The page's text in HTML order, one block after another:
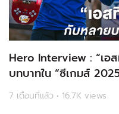
Hero Interview : “เอ
บทบาทใน “ซีเกมส์
7 เดือนที่แล้ว • 16.7K views